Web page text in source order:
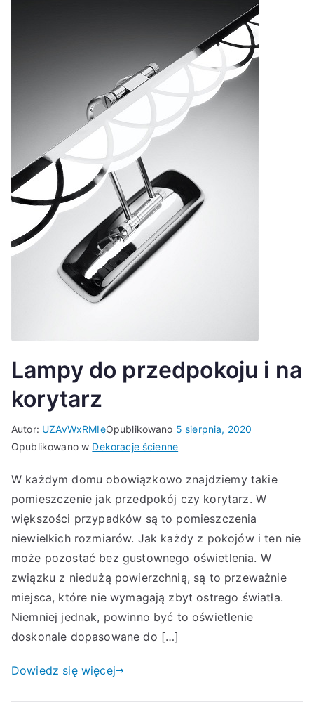
Lampy do przedpokoju i na
korytarz
Autor: UZAvWxRMIeOpublikowano 5 sierpnia, 2020
Opublikowano w Dekoracje ścienne
W każdym domu obowiązkowo znajdziemy takie
pomieszczenie jak przedpokój czy korytarz. W
większości przypadków są to pomieszczenia
niewielkich rozmiarów. Jak każdy z pokojów i ten nie
może pozostać bez gustownego oświetlenia. W
związku z niedużą powierzchnią, są to przeważnie
miejsca, które nie wymagają zbyt ostrego światła.
Niemniej jednak, powinno być to oświetlenie
doskonale dopasowane do […]
Dowiedz się więcej